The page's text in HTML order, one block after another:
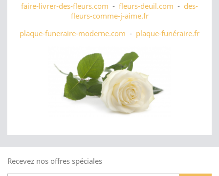
faire-livrer-des-fleurs.com - fleurs-deuil.com - des-
fleurs-comme-j-aime.fr
plaque-funeraire-moderne.com - plaque-funéraire.fr
Recevez nos offres spéciales